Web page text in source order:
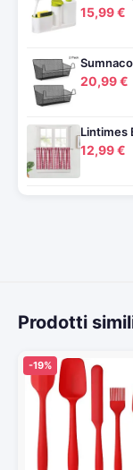
15,99 €
20,99 €
Lintimes
12,99 €
Prodotti
-19%